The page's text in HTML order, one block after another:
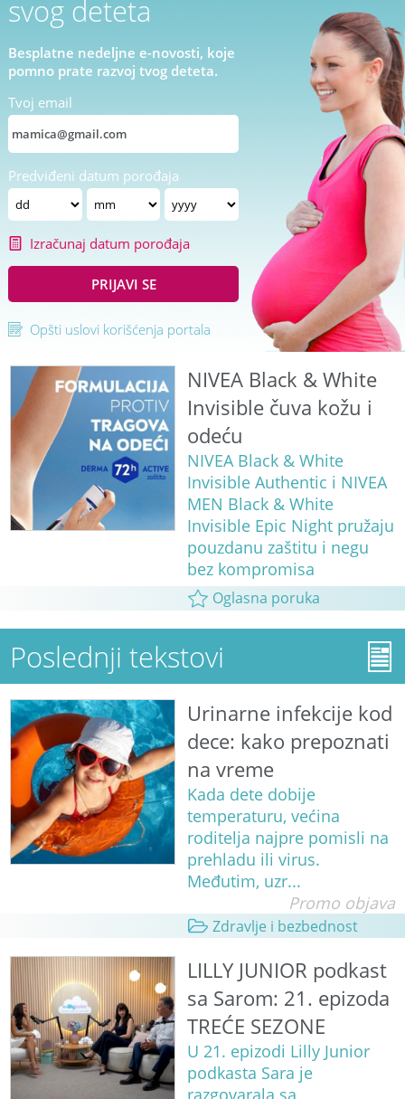
svog deteta
Besplatne nedeljne e-novosti, koje
pomno prate razvoj tvog deteta.
Tvoj email
Predviđeni datum porođaja
Izračunaj datum porođaja
PRIJAVI SE
Opšti uslovi korišćenja portala
NIVEA Black & White
Invisible čuva kožu i
odeću
NIVEA Black & White
Invisible Authentic i NIVEA
MEN Black & White
Invisible Epic Night pružaju
pouzdanu zaštitu i negu
bez kompromisa
Oglasna poruka
Poslednji tekstovi
Urinarne infekcije kod
dece: kako prepoznati
na vreme
Kada dete dobije
temperaturu, većina
roditelja najpre pomisli na
prehladu ili virus.
Međutim, uzr...
Promo objava
Zdravlje i bezbednost
LILLY JUNIOR podkast
sa Sarom: 21. epizoda
TREĆE SEZONE
U 21. epizodi Lilly Junior
podkasta Sara je
razgovarala sa